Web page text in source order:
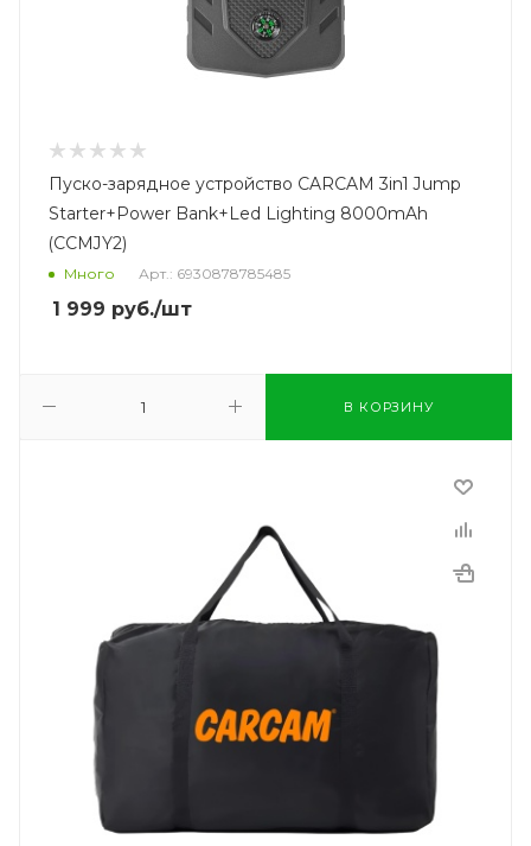
Пуско-зарядное устройство CARCAM 3in1 Jump
Starter+Power Bank+Led Lighting 8000mAh
(CCMJY2)
Много Арт.: 6930878785485
1 999 руб./шт
В КОРЗИНУ